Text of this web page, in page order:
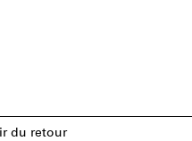
du retour